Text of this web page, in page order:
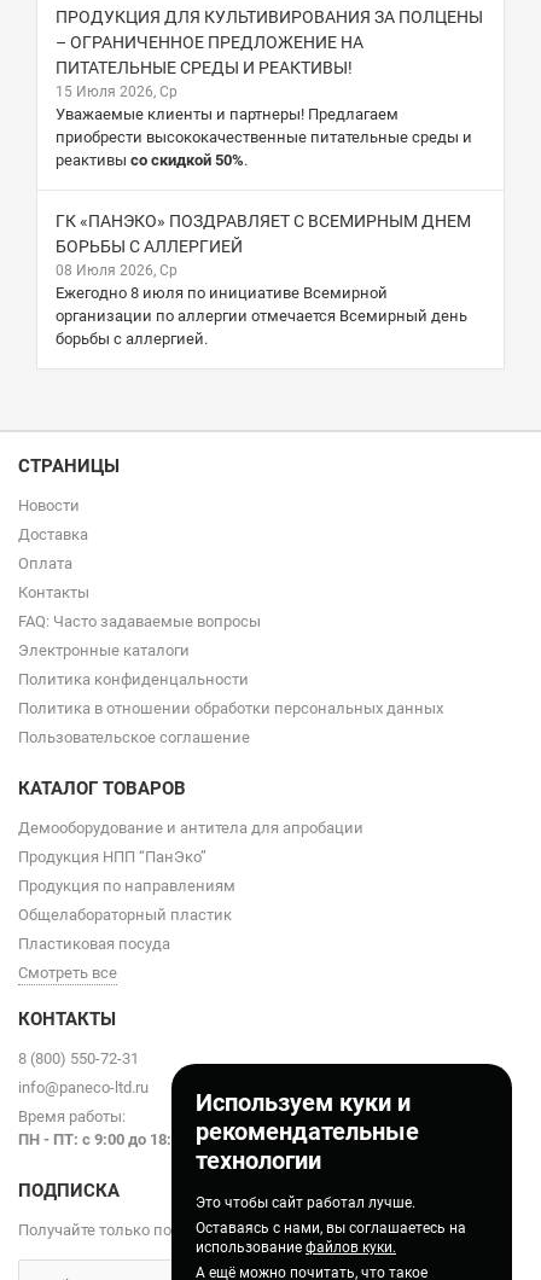
Используем куки и
рекомендательные
технологии
Это чтобы сайт работал лучше.
Оставаясь с нами, вы соглашаетесь на
использование файлов куки.
А ещё можно почитать, что такое
ПРОДУКЦИЯ ДЛЯ КУЛЬТИВИРОВАНИЯ ЗА ПОЛЦЕНЫ
– ОГРАНИЧЕННОЕ ПРЕДЛОЖЕНИЕ НА
ПИТАТЕЛЬНЫЕ СРЕДЫ И РЕАКТИВЫ!
15 Июля 2026, Ср
Уважаемые клиенты и партнеры! Предлагаем
приобрести высококачественные питательные среды и
реактивы со скидкой 50%.
ГК «ПАНЭКО» ПОЗДРАВЛЯЕТ С ВСЕМИРНЫМ ДНЕМ
БОРЬБЫ С АЛЛЕРГИЕЙ
08 Июля 2026, Ср
Ежегодно 8 июля по инициативе Всемирной
организации по аллергии отмечается Всемирный день
борьбы с аллергией.
СТРАНИЦЫ
Новости
Доставка
Оплата
Контакты
FAQ: Часто задаваемые вопросы
Электронные каталоги
Политика конфиденцальности
Политика в отношении обработки персональных данных
Пользовательское соглашение
КАТАЛОГ ТОВАРОВ
Демооборудование и антитела для апробации
Продукция НПП “ПанЭко”
Продукция по направлениям
Общелабораторный пластик
Пластиковая посуда
Смотреть все
КОНТАКТЫ
8 (800) 550-72-31
info@paneco-ltd.ru
Время работы:
ПН - ПТ: с 9:00 до 18:00
ПОДПИСКА
Получайте только полезные статьи!